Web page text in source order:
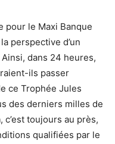
pour le Maxi Banque
perspective d’un
dans 24 heures,
ils passer
ce Trophée Jules
des derniers milles de
toujours au près,
qualifiées par le